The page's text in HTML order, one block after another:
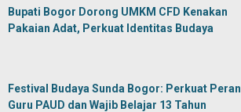
Bupati Bogor Dorong UMKM CFD Kenakan
Pakaian Adat, Perkuat Identitas Budaya
Festival Budaya Sunda Bogor: Perkuat Peran
Guru PAUD dan Wajib Belajar 13 Tahun